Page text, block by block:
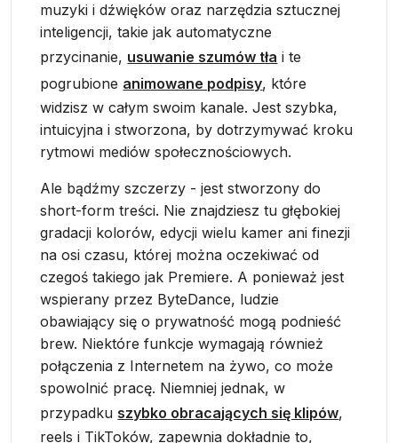
muzyki i dźwięków oraz narzędzia sztucznej
inteligencji, takie jak automatyczne
przycinanie, usuwanie szumów tła i te
pogrubione animowane podpisy, które
widzisz w całym swoim kanale. Jest szybka,
intuicyjna i stworzona, by dotrzymywać kroku
rytmowi mediów społecznościowych.
Ale bądźmy szczerzy - jest stworzony do
short-form treści. Nie znajdziesz tu głębokiej
gradacji kolorów, edycji wielu kamer ani finezji
na osi czasu, której można oczekiwać od
czegoś takiego jak Premiere. A ponieważ jest
wspierany przez ByteDance, ludzie
obawiający się o prywatność mogą podnieść
brew. Niektóre funkcje wymagają również
połączenia z Internetem na żywo, co może
spowolnić pracę. Niemniej jednak, w
przypadku szybko obracających się klipów,
reels i TikToków, zapewnia dokładnie to,